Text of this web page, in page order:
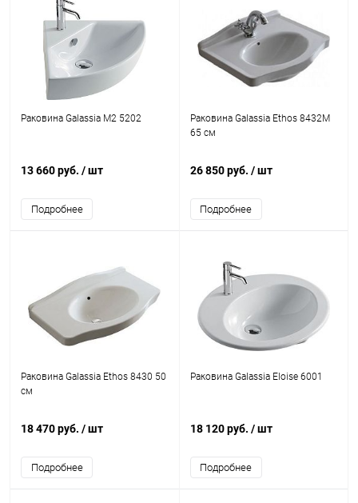
Раковина Galassia M2 5202
13 660 руб. / шт
Подробнее
Раковина Galassia Ethos 8432M
65 см
26 850 руб. / шт
Подробнее
Раковина Galassia Ethos 8430 50
см
18 470 руб. / шт
Подробнее
Раковина Galassia Eloise 6001
18 120 руб. / шт
Подробнее